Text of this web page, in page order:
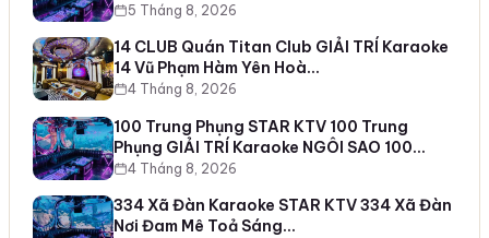
5 Tháng 8, 2026
14 CLUB Quán Titan Club GIẢI TRÍ Karaoke
14 Vũ Phạm Hàm Yên Hoà…
4 Tháng 8, 2026
100 Trung Phụng STAR KTV 100 Trung
Phụng GIẢI TRÍ Karaoke NGÔI SAO 100…
4 Tháng 8, 2026
334 Xã Đàn Karaoke STAR KTV 334 Xã Đàn
Nơi Đam Mê Toả Sáng…